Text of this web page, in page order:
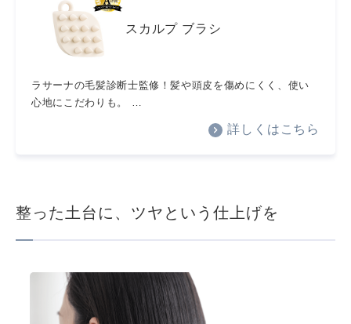
スカルプ ブラシ
ラサーナの毛髪診断士監修！髪や頭皮を傷めにくく、使い
心地にこだわりも。 …
詳しくはこちら
整った土台に、ツヤという仕上げを